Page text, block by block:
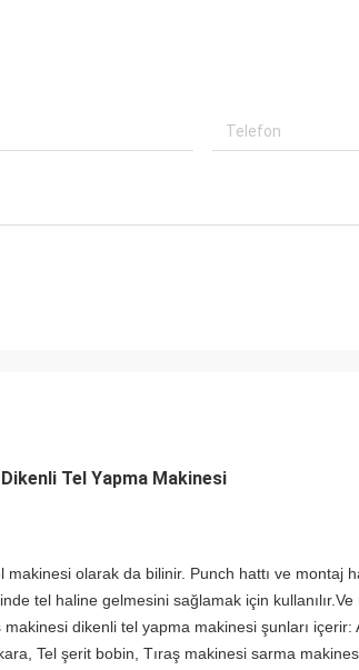
Tel Yapma Makinesi
makinesi olarak da bilinir. Punch hattı ve montaj
tel haline gelmesini sağlamak için kullanılır.Ve
dikenli tel yapma makinesi şunları içerir:
Tel şerit bobin, Tıraş makinesi sarma